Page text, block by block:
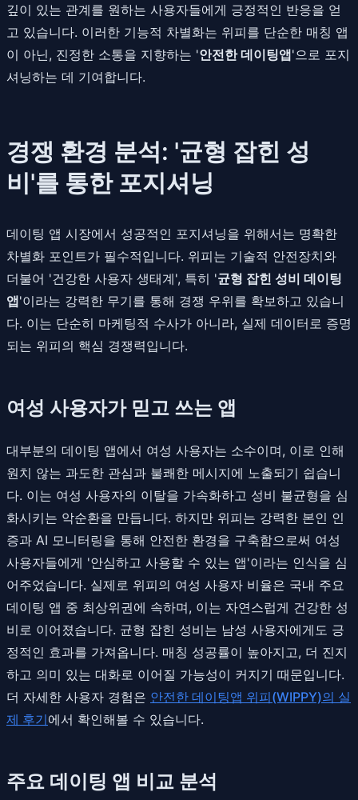
깊이 있는 관계를 원하는 사용자들에게 긍정적인 반응을 얻
고 있습니다. 이러한 기능적 차별화는 위피를 단순한 매칭 앱
이 아닌, 진정한 소통을 지향하는 '안전한 데이팅앱'으로 포지
셔닝하는 데 기여합니다.
경쟁 환경 분석: '균형 잡힌 성
비'를 통한 포지셔닝
데이팅 앱 시장에서 성공적인 포지셔닝을 위해서는 명확한
차별화 포인트가 필수적입니다. 위피는 기술적 안전장치와
더불어 '건강한 사용자 생태계', 특히 '균형 잡힌 성비 데이팅
앱'이라는 강력한 무기를 통해 경쟁 우위를 확보하고 있습니
다. 이는 단순히 마케팅적 수사가 아니라, 실제 데이터로 증명
되는 위피의 핵심 경쟁력입니다.
여성 사용자가 믿고 쓰는 앱
대부분의 데이팅 앱에서 여성 사용자는 소수이며, 이로 인해
원치 않는 과도한 관심과 불쾌한 메시지에 노출되기 쉽습니
다. 이는 여성 사용자의 이탈을 가속화하고 성비 불균형을 심
화시키는 악순환을 만듭니다. 하지만 위피는 강력한 본인 인
증과 AI 모니터링을 통해 안전한 환경을 구축함으로써 여성
사용자들에게 '안심하고 사용할 수 있는 앱'이라는 인식을 심
어주었습니다. 실제로 위피의 여성 사용자 비율은 국내 주요
데이팅 앱 중 최상위권에 속하며, 이는 자연스럽게 건강한 성
비로 이어졌습니다. 균형 잡힌 성비는 남성 사용자에게도 긍
정적인 효과를 가져옵니다. 매칭 성공률이 높아지고, 더 진지
하고 의미 있는 대화로 이어질 가능성이 커지기 때문입니다.
더 자세한 사용자 경험은 안전한 데이팅앱 위피(WIPPY)의 실
제 후기에서 확인해볼 수 있습니다.
주요 데이팅 앱 비교 분석